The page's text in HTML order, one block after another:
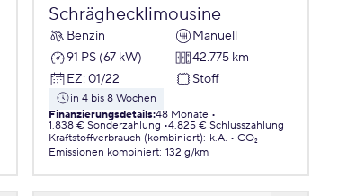
Schräghecklimousine
Benzin
Manuell
91 PS (67 kW)
42.775 km
EZ: 01/22 Stoff
in 4 bis 8 Wochen
Finanzierungsdetails:48 Monate
1.838 € Sonderzahlung 4.825 € Schlusszahlung
Kraftstoffverbrauch (kombiniert): k.A.
CO₂-
Emissionen kombiniert: 132 g/km